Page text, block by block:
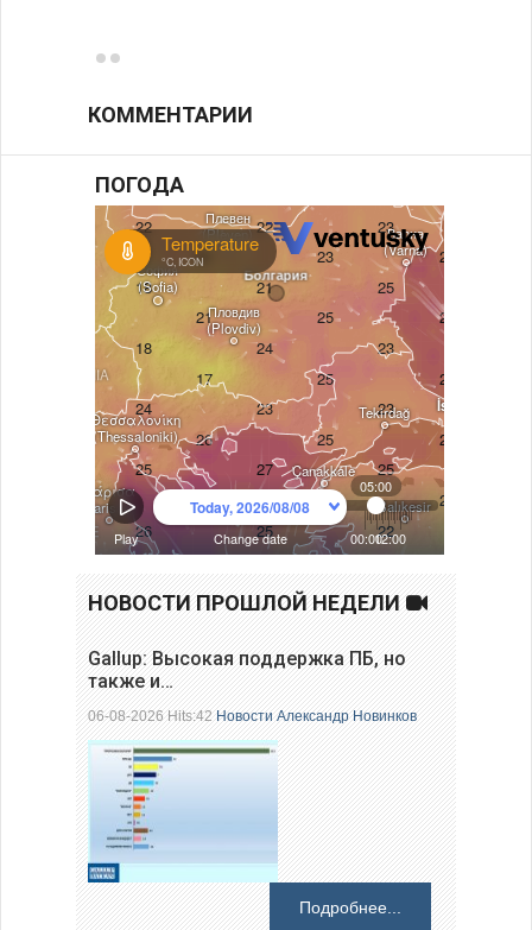
КОММЕНТАРИИ
ПОГОДА
НОВОСТИ ПРОШЛОЙ НЕДЕЛИ
Gallup: Высокая поддержка ПБ, но
также и…
06-08-2026 Hits:42Новости Александр Новинков
Подробнее...